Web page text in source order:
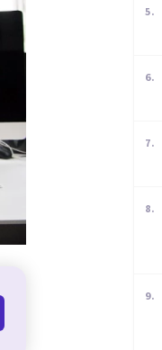
5.
6.
7.
8.
9.